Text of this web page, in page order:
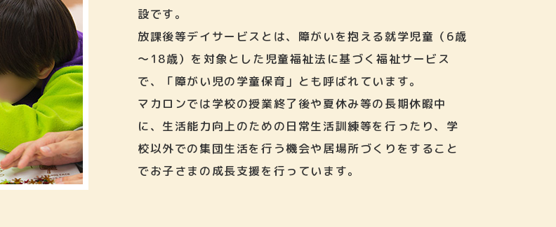
設です。
放課後等デイサービスとは、障がいを抱える就学児童（6歳
～18歳）を対象とした児童福祉法に基づく福祉サービス
で、「障がい児の学童保育」とも呼ばれています。
マカロンでは学校の授業終了後や夏休み等の長期休暇中
に、生活能力向上のための日常生活訓練等を行ったり、学
校以外での集団生活を行う機会や居場所づくりをすること
でお子さまの成長支援を行っています。